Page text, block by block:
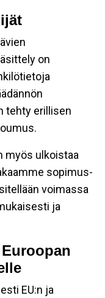
on
tehty erillisen
myös ulkoistaa
sopimus-
voimassa
ja
EU:n ja